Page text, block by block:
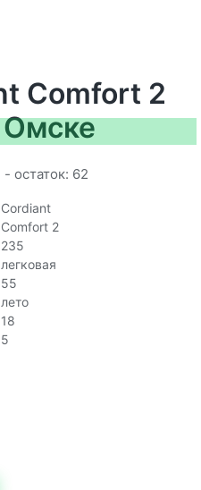
Comfort 2
Омске
остаток: 62
Cordiant
Comfort 2
235
легковая
55
лето
18
5